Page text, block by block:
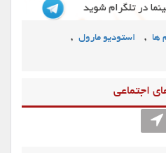
ها , استودیو مارول ,
اجتماعی